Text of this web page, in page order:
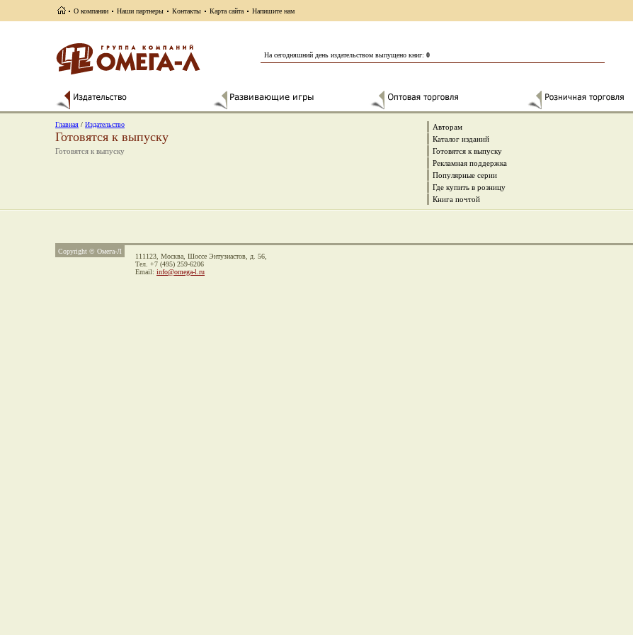
О компании Наши партнеры Контакты Карта сайта Напишите нам
На сегодняшний день издательством выпущено книг: 0
Главная / Издательство
Готовятся к выпуску
Готовятся к выпуску
Авторам
Каталог изданий
Готовятся к выпуску
Рекламная поддержка
Популярные серии
Где купить в розницу
Книга почтой
Copyright © Омега-Л
111123, Москва, Шоссе Энтузиастов, д. 56,
Тел. +7 (495) 259-6206
Email: info@omega-l.ru